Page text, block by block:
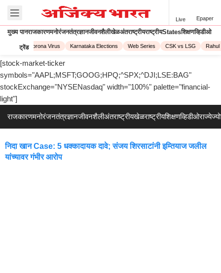
Live Epaper
मुख्य पानराजकारणमनोरंजनतंत्रज्ञानजीवनशैलीखेळअंतराष्ट्रीयराष्ट्रीयStatesशिक्षणव्हिडीओ
ट्रेंडCorona Virus Karnataka Elections Web Series CSK vs LSG Rahul
[stock-market-ticker
symbols="AAPL;MSFT;GOOG;HPQ;^SPX;^DJI;LSE:BAG"
stockExchange="NYSENasdaq" width="100%" palette="financial-
light"]
राजकारणमनोरंजनतंत्रज्ञानजीवनशैलीअंतराष्ट्रीयखेळराष्ट्रीयशिक्षणव्हिडीओराज्ये
निदा खान Case: 5 धक्कादायक दावे; संजय शिरसाटांनी इम्तियाज जलील
यांच्यावर गंभीर आरोप